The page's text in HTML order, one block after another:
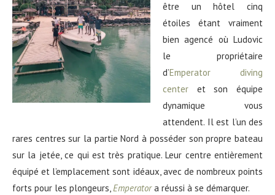
être un hôtel cinq
étoiles étant vraiment
bien agencé où Ludovic
le propriétaire
d’Emperator diving
center et son équipe
dynamique vous
attendent. Il est l’un des
rares centres sur la partie Nord à posséder son propre bateau
sur la jetée, ce qui est très pratique. Leur centre entièrement
équipé et l’emplacement sont idéaux, avec de nombreux points
forts pour les plongeurs,Emperatora réussi à se démarquer.